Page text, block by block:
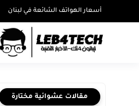
أسعار الهواتف الشائعة في لبنان
مقالات عشوائية مختارة